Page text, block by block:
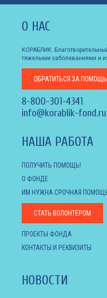
О НАС
КОРАБЛИК.
тяжелыми заболеваниями и
ОБРАТИТЬСЯ ЗА
8-800-301-4341
info@korablik-fond.ru
НАША РАБОТА
ПОЛУЧИТЬ ПОМОЩЬ!
О ФОНДЕ
ИМ НУЖНА СРОЧНАЯ
СТАТЬ ВОЛОНТЁРОМ
ПРОЕКТЫ ФОНДА
КОНТАКТЫ И РЕКВИЗИТЫ
НОВОСТИ